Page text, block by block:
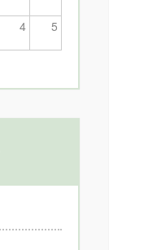
4 5